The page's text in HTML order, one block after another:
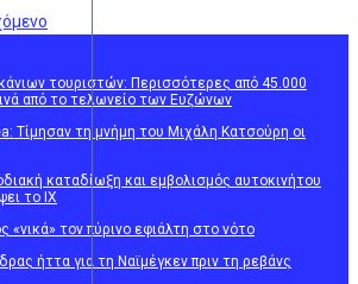
τουριστών: Περισσότερες από 45.000
από το τελωνείο των Ευζώνων
Τίμησαν τη μνήμη του Μιχάλη Κατσούρη οι
καταδίωξη και εμβολισμός αυτοκινήτου
το ΙΧ
«νικά» τον πύρινο εφιάλτη στο νότο
ήττα για τη Ναϊμέγκεν πριν τη ρεβάνς